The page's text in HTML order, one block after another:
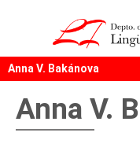
Anna V. Bakánova
Anna V.